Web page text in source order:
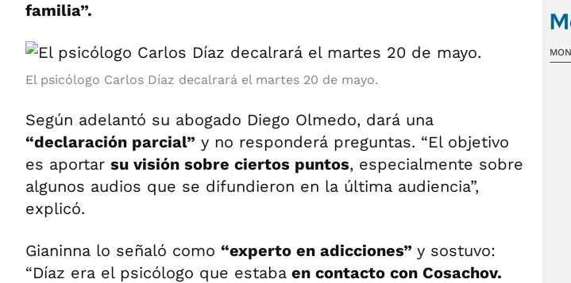
familia”.
El psicólogo Carlos Díaz decalrará el martes 20 de mayo.
Según adelantó su abogado Diego Olmedo, dará una
“declaración parcial” y no responderá preguntas. “El objetivo
es aportar su visión sobre ciertos puntos, especialmente sobre
algunos audios que se difundieron en la última audiencia”,
explicó.
Gianinna lo señaló como “experto en adicciones” y sostuvo:
“Díaz era el psicólogo que estaba en contacto con Cosachov.